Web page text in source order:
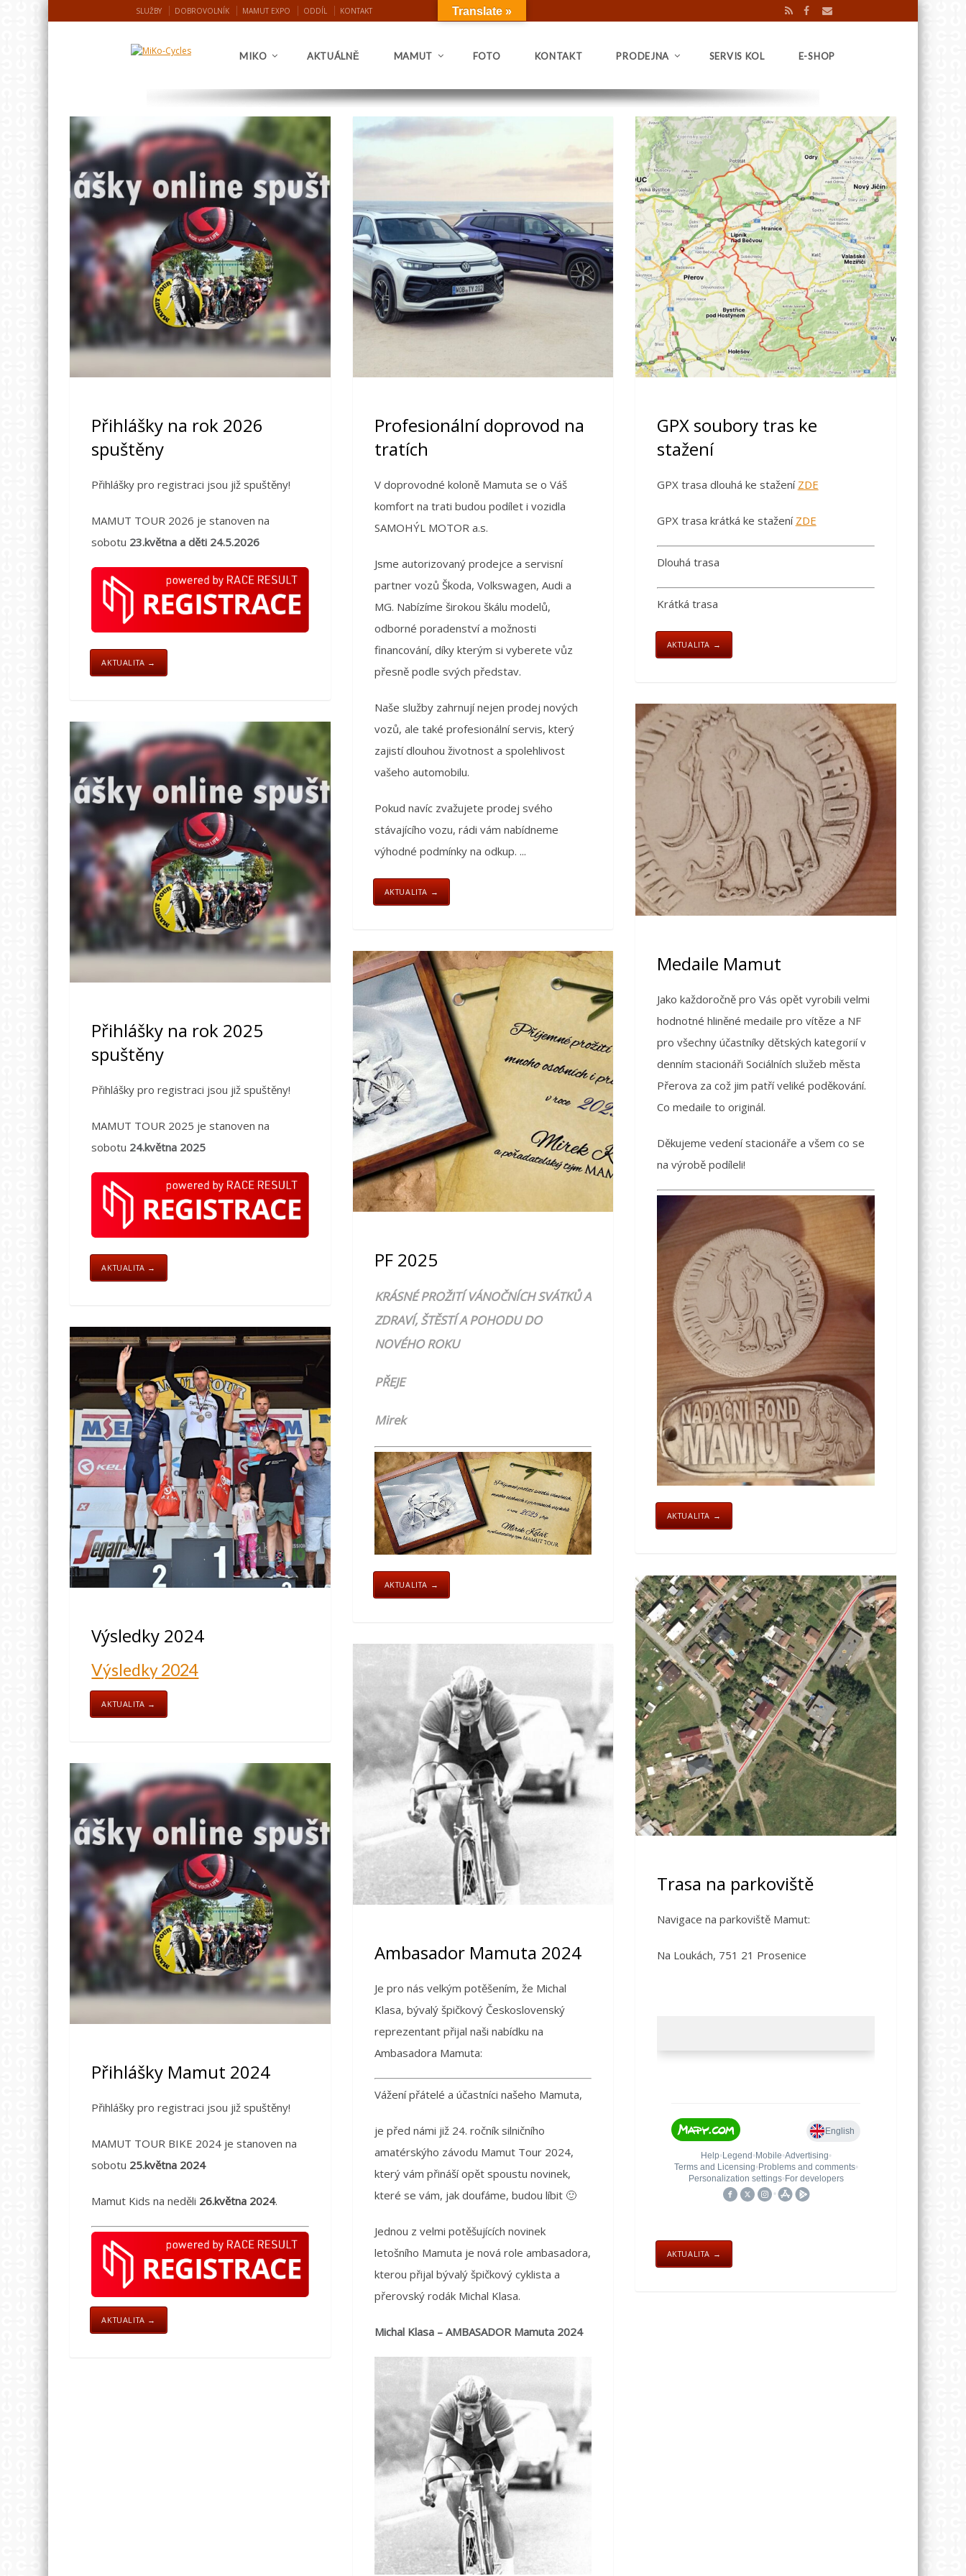
SLUŽBY DOBROVOLNÍK MAMUT EXPO ODDÍL KONTAKT
MIKO AKTUÁLNĚ MAMUT FOTO KONTAKT PRODEJNA SERVIS KOL E-SHOP
Přihlášky na rok 2026
spuštěny
Přihlášky pro registraci jsou již spuštěny!
MAMUT TOUR 2026 je stanoven na
sobotu 23.května a děti 24.5.2026
AKTUALITA →
Profesionální doprovod na
tratích
V doprovodné koloně Mamuta se o Váš
komfort na trati budou podílet i vozidla
SAMOHÝL MOTOR a.s.
Jsme autorizovaný prodejce a servisní
partner vozů Škoda, Volkswagen, Audi a
MG. Nabízíme širokou škálu modelů,
odborné poradenství a možnosti
financování, díky kterým si vyberete vůz
přesně podle svých představ.
Naše služby zahrnují nejen prodej nových
vozů, ale také profesionální servis, který
zajistí dlouhou životnost a spolehlivost
vašeho automobilu.
Pokud navíc zvažujete prodej svého
stávajícího vozu, rádi vám nabídneme
výhodné podmínky na odkup. ...
AKTUALITA →
GPX soubory tras ke
stažení
GPX trasa dlouhá ke stažení ZDE
GPX trasa krátká ke stažení ZDE
Dlouhá trasa
Krátká trasa
AKTUALITA →
Medaile Mamut
Jako každoročně pro Vás opět vyrobili velmi
hodnotné hliněné medaile pro vítěze a NF
pro všechny účastníky dětských kategorií v
denním stacionáři Sociálních služeb města
Přerova za což jim patří veliké poděkování.
Co medaile to originál.
Děkujeme vedení stacionáře a všem co se
na výrobě podíleli!
AKTUALITA →
Přihlášky na rok 2025
spuštěny
Přihlášky pro registraci jsou již spuštěny!
MAMUT TOUR 2025 je stanoven na
sobotu 24.května 2025
AKTUALITA → PF 2025
KRÁSNÉ PROŽITÍ VÁNOČNÍCH SVÁTKŮ A
ZDRAVÍ, ŠTĚSTÍ A POHODU DO
NOVÉHO ROKU
PŘEJE
Mirek
AKTUALITA →
Výsledky 2024
Výsledky 2024
AKTUALITA →
Trasa na parkoviště
Navigace na parkoviště Mamut:
Na Loukách, 751 21 Prosenice
AKTUALITA →
Ambasador Mamuta 2024
Je pro nás velkým potěšením, že Michal
Klasa, bývalý špičkový Československý
reprezentant přijal naši nabídku na
Ambasadora Mamuta:
Vážení přátelé a účastníci našeho Mamuta,
je před námi již 24. ročník silničního
amatérskýho závodu Mamut Tour 2024,
který vám přináší opět spoustu novinek,
které se vám, jak doufáme, budou líbit 🙂
Jednou z velmi potěšujících novinek
letošního Mamuta je nová role ambasadora,
kterou přijal bývalý špičkový cyklista a
přerovský rodák Michal Klasa.
Michal Klasa – AMBASADOR Mamuta 2024
Přihlášky Mamut 2024
Přihlášky pro registraci jsou již spuštěny!
MAMUT TOUR BIKE 2024 je stanoven na
sobotu 25.května 2024
Mamut Kids na neděli 26.května 2024.
AKTUALITA →
Translate »